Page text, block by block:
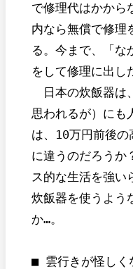
で修理代はかから
内なら無償で修理
る。今まで、「な
をして修理に出し
日本の炊飯器は
思われるが）にも
は、10万円前後
に違うのだろうか
ス的な生活を強い
炊飯器を使うよう
か…。
■ 雲行きが怪し